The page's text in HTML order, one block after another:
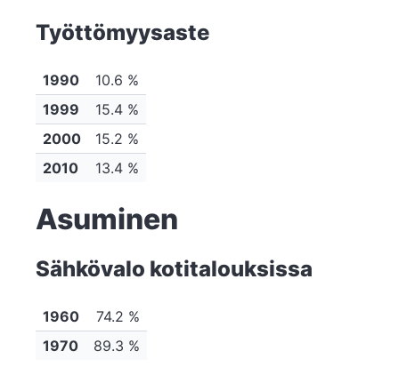
Työttömyysaste
1990
10.6 %
1999
15.4 %
2000
15.2 %
2010
13.4 %
Asuminen
Sähkövalo kotitalouksissa
1960
74.2 %
1970
89.3 %